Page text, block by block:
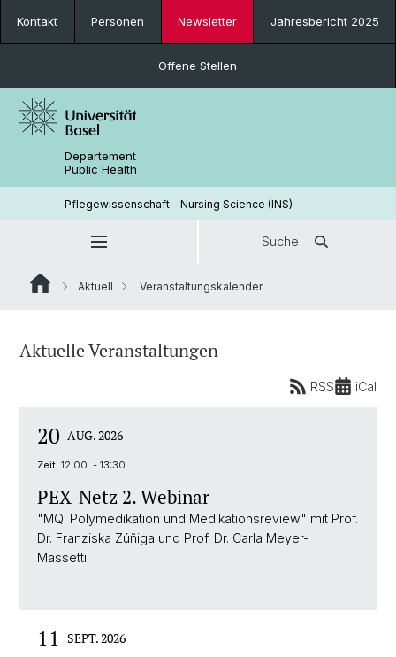
Kontakt Personen Newsletter Jahresbericht 2025
Offene Stellen
Departement
Public Health
Pflegewissenschaft - Nursing Science (INS)
Suche
Aktuell Veranstaltungskalender
Aktuelle Veranstaltungen
RSS iCal
20 AUG. 2026
Zeit: 12:00 - 13:30
PEX-Netz 2. Webinar
"MQI Polymedikation und Medikationsreview" mit Prof.
Dr. Franziska Zúñiga und Prof. Dr. Carla Meyer-
Massetti.
11 SEPT. 2026